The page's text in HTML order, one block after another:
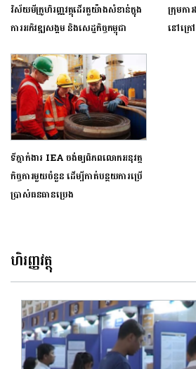
វិស័យមីក្រូហិរញ្ញវត្ថុដើរតួយ៉ាងសំខាន់ក្នុង
ការអភិវឌ្ឍសង្គម និងសេដ្ឋកិច្ចកម្ពុជា
ក្រុមកា
នៅក្រៅ
ទីភ្នាក់ងារ IEA ចង់ឲ្យពិភពលោកអនុវត្ត
កិច្ចការមួយចំនួន ដើម្បីកាត់បន្ថយការប្រើ
ប្រាស់ធនធានប្រេង
ហិរញ្ញវត្ថុ